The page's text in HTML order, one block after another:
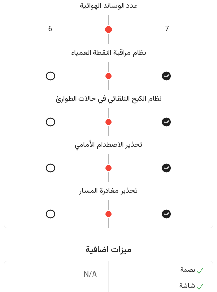
عدد الوسائد الهوائية
7
6
نظام مراقبة النقطة العمياء
نظام الكبح التلقائي في حالات الطوارئ
تحذير الاصطدام الأمامي
تحذير مغادرة المسار
ميزات اضافية
بصمة
شاشة
N/A